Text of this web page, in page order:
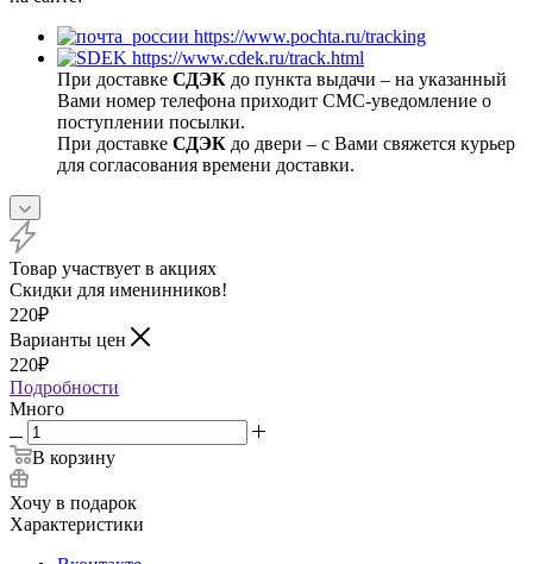
посылки приходят с задержками. Отследить
почтовые отправления можно на сайте почты
России или на сайте вашего почтового оператора.
Наложенным платежом не работаем.
Точная стоимость посылки указываетсяпри оформлении
заказа.
Стоимость рассчитывается исходя из общего веса посылки
(включает вес упаковки) и страховки.
После поступления оплаты Ваш заказ в течение 1-2 дней будет
сформирован магазином и отправлен Транспортной
Компанией СДЭК или Почтой России, о чем Вы получите
уведомление с трек-номером посылки (для отслеживания) на
указанный Вами E-mail.
Срок доставки ТК СДЭК будет указан при оформлении заказа
(рассчитывается с момента передачи заказа в службу
доставки). Срок доставки Почтой России Вы можете узнать
на сайте
https://www.pochta.ru/, но он практически никогда не
совпадает с предоставленными данными.
После того как посылка отправлена, отследить ее Вы можете
на сайте: